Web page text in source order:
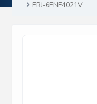
ERJ-6ENF4021V